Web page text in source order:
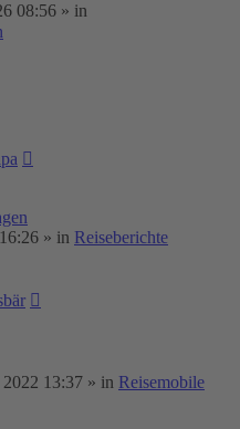
08:56 » in
» in Reiseberichte
2022 13:37 » in Reisemobile